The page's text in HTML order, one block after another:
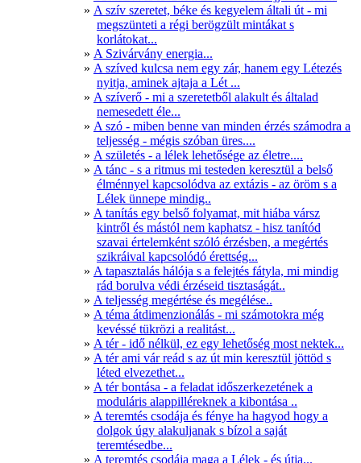
A szív szeretet, béke és kegyelem általi út - mi
megszünteti a régi berögzült mintákat s
korlátokat...
A Szivárvány energia...
A szíved kulcsa nem egy zár, hanem egy Létezés
nyitja, aminek ajtaja a Lét ...
A szíverő - mi a szeretetből alakult és általad
nemesedett éle...
A szó - miben benne van minden érzés számodra a
teljesség - mégis szóban üres....
A születés - a lélek lehetősége az életre....
A tánc - s a ritmus mi testeden keresztül a belső
élménnyel kapcsolódva az extázis - az öröm s a
Lélek ünnepe mindig..
A tanítás egy belső folyamat, mit hiába vársz
kintről és mástól nem kaphatsz - hisz tanítód
szavai értelemként szóló érzésben, a megértés
szikráival kapcsolódó érettség...
A tapasztalás hálója s a felejtés fátyla, mi mindig
rád borulva védi érzéseid tisztaságát..
A teljesség megértése és megélése..
A téma átdimenzionálás - mi számotokra még
kevéssé tükrözi a realitást...
A tér - idő nélkül, ez egy lehetőség most nektek...
A tér ami vár reád s az út min keresztül jöttöd s
léted elvezethet...
A tér bontása - a feladat időszerkezetének a
moduláris alappilléreknek a kibontása ..
A teremtés csodája és fénye ha hagyod hogy a
dolgok úgy alakuljanak s bízol a saját
teremtésedbe...
A teremtés csodája maga a Lélek - és útja...